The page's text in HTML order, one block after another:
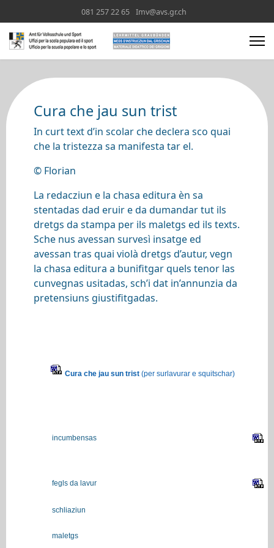
081 257 22 65 Imv@avs.gr.ch
Cura che jau sun trist
In curt text d’in scolar che declera sco quai
che la tristezza sa manifesta tar el.
© Florian
La redacziun e la chasa editura èn sa
stentadas dad eruir e da dumandar tut ils
dretgs da stampa per ils maletgs ed ils texts.
Sche nus avessan survesì insatge ed
avessan tras quai violà dretgs d’autur, vegn
la chasa editura a bunifitgar quels tenor las
cunvegnas usitadas, sch’i dat in’annunzia da
pretensiuns giustifitgadas.
Cura che jau sun trist (per surlavurar e squitschar)
incumbensas
fegls da lavur
schliaziun
maletgs